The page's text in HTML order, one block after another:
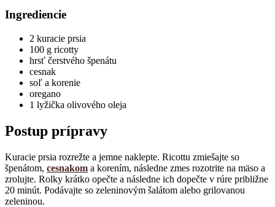
Ingrediencie
2 kuracie prsia
100 g ricotty
hrsť čerstvého špenátu
cesnak
soľ a korenie
oregano
1 lyžička olivového oleja
Postup prípravy
Kuracie prsia rozrežte a jemne naklepte. Ricottu zmiešajte so
špenátom, cesnakom a korením, následne zmes rozotrite na mäso a
zrolujte. Rolky krátko opečte a následne ich dopečte v rúre približne
20 minút. Podávajte so zeleninovým šalátom alebo grilovanou
zeleninou.